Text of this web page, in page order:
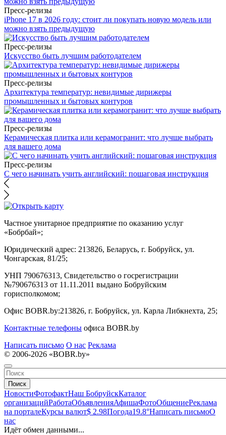
Пресс-релизы
iPhone 17 в 2026 году: стоит ли покупать новую модель или
можно взять предыдущую
Пресс-релизы
Искусство быть лучшим работодателем
Пресс-релизы
Архитектура температур: невидимые дирижеры
промышленных и бытовых контуров
Пресс-релизы
Керамическая плитка или керамогранит: что лучше выбрать
для вашего дома
Пресс-релизы
С чего начинать учить английский: пошаговая инструкция
Частное унитарное предприятие по оказанию услуг
«Бобрбай»;
Юридический адрес: 213826, Беларусь, г. Бобруйск, ул.
Чонгарская, 81/25;
УНП 790676313, Свидетельство о госрегистрации
№790676313 от 11.11.2011 выдано Бобруйским
горисполкомом;
Офис BOBR.by:213826, г. Бобруйск, ул. Карла Либкнехта, 25;
Контактные телефоны офиса BOBR.by
Написать письмо О нас Реклама
© 2006-2026 «BOBR.by»
Поиск
НовостиФотофактНаш БобруйскКаталог
организацийРаботаОбъявленияАфишаФотоОбщениеРеклама
на порталеКурсы валют$ 2.98Погода19.8°Написать письмоО
нас
Идёт обмен данными...